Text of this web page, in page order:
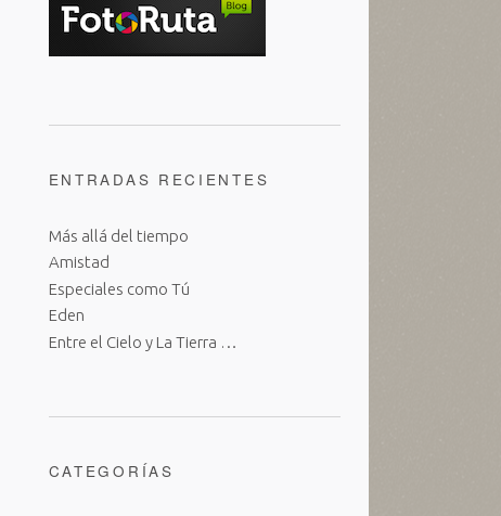
ENTRADAS RECIENTES
Más allá del tiempo
Amistad
Especiales como Tú
Eden
Entre el Cielo y La Tierra …
CATEGORÍAS